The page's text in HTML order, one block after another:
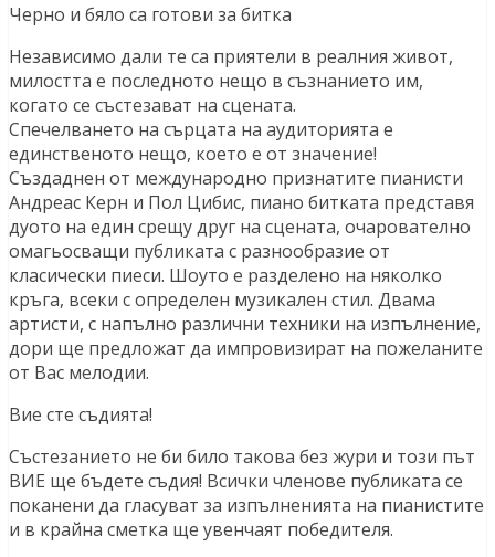
Черно и бяло са готови за битка
Независимо дали те са приятели в реалния живот,
милостта е последното нещо в съзнанието им,
когато се състезават на сцената.
Спечелването на сърцата на аудиторията е
единственото нещо, което е от значение!
Създаднен от международно признатите пианисти
Андреас Керн и Пол Цибис, пиано битката представя
дуото на един срещу друг на сцената, очарователно
омагьосващи публиката с разнообразие от
класически пиеси. Шоуто е разделено на няколко
кръга, всеки с определен музикален стил. Двама
артисти, с напълно различни техники на изпълнение,
дори ще предложат да импровизират на пожеланите
от Вас мелодии.
Вие сте съдията!
Състезанието не би било такова без жури и този път
ВИЕ ще бъдете съдия! Всички членове публиката се
поканени да гласуват за изпълненията на пианистите
и в крайна сметка ще увенчаят победителя.